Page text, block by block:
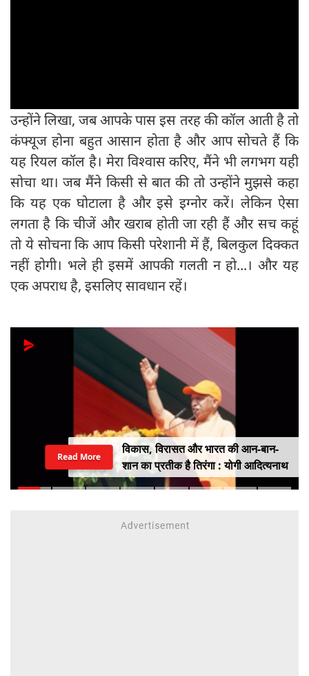
उन्होंने लिखा, जब आपके पास इस तरह की कॉल आती है तो
कंफ्यूज होना बहुत आसान होता है और आप सोचते हैं कि
यह रियल कॉल है। मेरा विश्वास करिए, मैंने भी लगभग यही
सोचा था। जब मैंने किसी से बात की तो उन्होंने मुझसे कहा
कि यह एक घोटाला है और इसे इग्नोर करें। लेकिन ऐसा
लगता है कि चीजें और खराब होती जा रही हैं और सच कहूं
तो ये सोचना कि आप किसी परेशानी में हैं, बिलकुल दिक्कत
नहीं होगी। भले ही इसमें आपकी गलती न हो...। और यह
एक अपराध है, इसलिए सावधान रहें।
विकास, विरासत और भारत की आन-बान-
शान का प्रतीक है तिरंगा : योगी आदित्यनाथ
Read More